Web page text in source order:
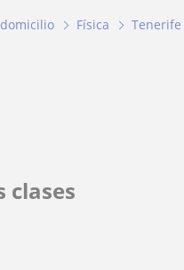
Física Tenerife
clases